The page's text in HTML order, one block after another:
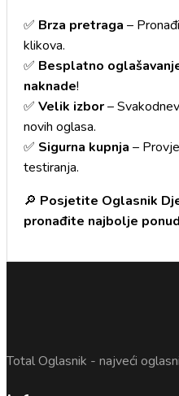
✅ Brza pretraga –
klikova.
✅ Besplatno
naknade!
✅ Velik izbor–
novih oglasa.
✅ Sigurna kupnja –
testiranja.
🔎 Posjetite Oglasnik
pronađite najbolje
Total Oglasnik - najveći